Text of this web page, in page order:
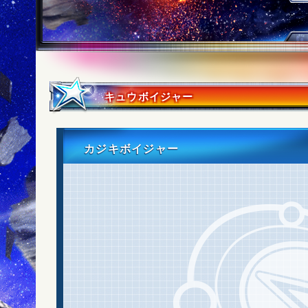
キュウボイジャー
カジキボイジャー